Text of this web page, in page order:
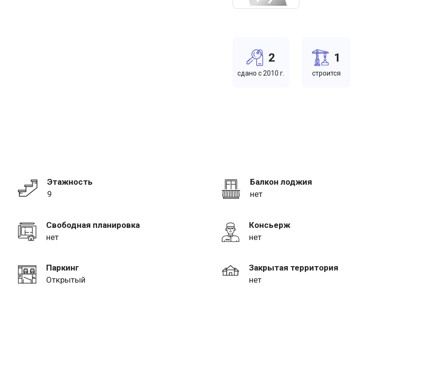
2
cдано c 2010 г.
1
cтроится
Этажность
9
Балкон лоджия
нет
Свободная планировка
нет
Консьерж
нет
Паркинг
Открытый
Закрытая территория
нет